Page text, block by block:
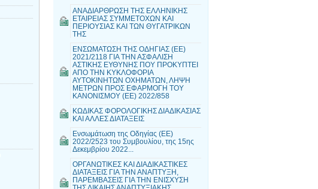
ΑΝΑΔΙΑΡΘΡΩΣΗ ΤΗΣ ΕΛΛΗΝΙΚΗΣ
ΕΤΑΙΡΕΙΑΣ ΣΥΜΜΕΤΟΧΩΝ ΚΑΙ
ΠΕΡΙΟΥΣΙΑΣ ΚΑΙ ΤΩΝ ΘΥΓΑΤΡΙΚΩΝ
ΤΗΣ
ΕΝΣΩΜΑΤΩΣΗ ΤΗΣ ΟΔΗΓΙΑΣ (ΕΕ)
2021/2118 ΓΙΑ ΤΗΝ ΑΣΦΑΛΙΣΗ
ΑΣΤΙΚΗΣ ΕΥΘΥΝΗΣ ΠΟΥ ΠΡΟΚΥΠΤΕΙ
ΑΠΟ ΤΗΝ ΚΥΚΛΟΦΟΡΙΑ
ΑΥΤΟΚΙΝΗΤΩΝ ΟΧΗΜΑΤΩΝ, ΛΗΨΗ
ΜΕΤΡΩΝ ΠΡΟΣ ΕΦΑΡΜΟΓΗ ΤΟΥ
ΚΑΝΟΝΙΣΜΟΥ (ΕΕ) 2022/858
ΚΩΔΙΚΑΣ ΦΟΡΟΛΟΓΙΚΗΣ ΔΙΑΔΙΚΑΣΙΑΣ
ΚΑΙ ΑΛΛΕΣ ΔΙΑΤΑΞΕΙΣ
Ενσωμάτωση της Οδηγίας (ΕΕ)
2022/2523 του Συμβουλίου, της 15ης
Δεκεμβρίου 2022...
ΟΡΓΑΝΩΤΙΚΕΣ ΚΑΙ ΔΙΑΔΙΚΑΣΤΙΚΕΣ
ΔΙΑΤΑΞΕΙΣ ΓΙΑ ΤΗΝ ΑΝΑΠΤΥΞΗ,
ΠΑΡΕΜΒΑΣΕΙΣ ΓΙΑ ΤΗΝ ΕΝΙΣΧΥΣΗ